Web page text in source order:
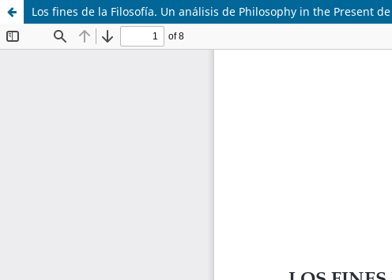
Los fines de la Filosofía. Un análisis de Philosophy in the Present